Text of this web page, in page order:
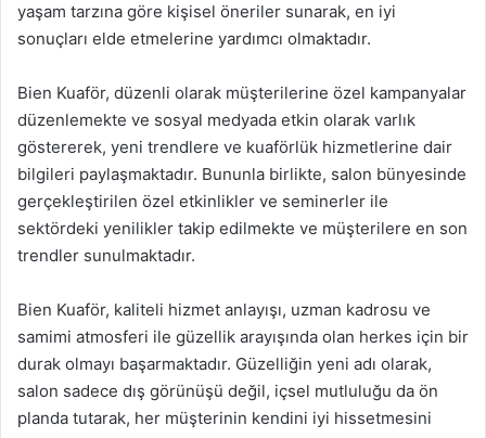
yaşam tarzına göre kişisel öneriler sunarak, en iyi
sonuçları elde etmelerine yardımcı olmaktadır.
Bien Kuaför, düzenli olarak müşterilerine özel kampanyalar
düzenlemekte ve sosyal medyada etkin olarak varlık
göstererek, yeni trendlere ve kuaförlük hizmetlerine dair
bilgileri paylaşmaktadır. Bununla birlikte, salon bünyesinde
gerçekleştirilen özel etkinlikler ve seminerler ile
sektördeki yenilikler takip edilmekte ve müşterilere en son
trendler sunulmaktadır.
Bien Kuaför, kaliteli hizmet anlayışı, uzman kadrosu ve
samimi atmosferi ile güzellik arayışında olan herkes için bir
durak olmayı başarmaktadır. Güzelliğin yeni adı olarak,
salon sadece dış görünüşü değil, içsel mutluluğu da ön
planda tutarak, her müşterinin kendini iyi hissetmesini